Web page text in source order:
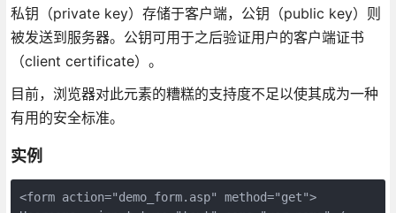
私钥（private key）存储于客户端，公钥（public key）则
被发送到服务器。公钥可用于之后验证用户的客户端证书
（client certificate）。
目前，浏览器对此元素的糟糕的支持度不足以使其成为一种
有用的安全标准。
实例
<form action="demo_form.asp" method="get">